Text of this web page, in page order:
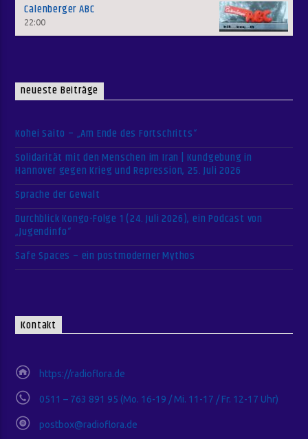
Calenberger ABC
22:00
neueste Beiträge
Kohei Saito – „Am Ende des Fortschritts“
Solidarität mit den Menschen im Iran | Kundgebung in
Hannover gegen Krieg und Repression, 25. Juli 2026
Sprache der Gewalt
Durchblick Kongo-Folge 1 (24. Juli 2026), ein Podcast von
„Jugendinfo“
Safe Spaces – ein postmoderner Mythos
Kontakt
https://radioflora.de
0511 – 763 891 95 (Mo. 16-19 / Mi. 11-17 / Fr. 12-17 Uhr)
postbox@radioflora.de